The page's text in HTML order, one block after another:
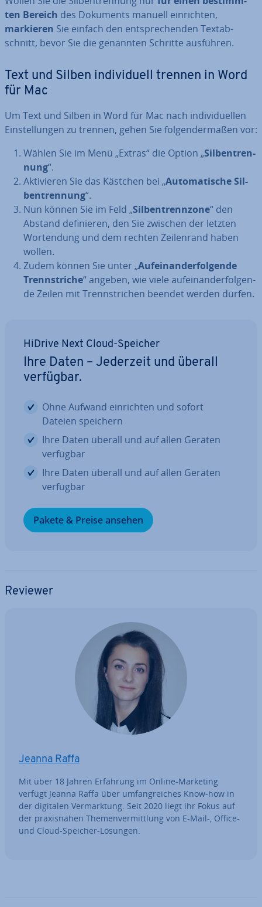
ten Bereich des Dokuments manuell ein­rich­ten,
markieren Sie einfach den ent­spre­chen­den Text­ab­
schnitt, bevor Sie die genannten Schritte ausführen.
Text und Silben in­di­vi­du­ell trennen in Word
für Mac
Um Text und Silben in Word für Mac nach in­di­vi­du­el­len
Ein­stel­lun­gen zu trennen, gehen Sie fol­gen­der­ma­ßen vor:
Wählen Sie im Menü „Extras“ die Option „Sil­ben­tren­
nung“.
Ak­ti­vie­ren Sie das Kästchen bei „Au­to­ma­ti­sche Sil­
ben­tren­nung“.
Nun können Sie im Feld „Sil­ben­trenn­zo­ne“ den
Abstand de­fi­nie­ren, den Sie zwischen der letzten
Wort­endung und dem rechten Zei­len­rand haben
wollen.
Zudem können Sie unter „Auf­ein­an­der­fol­gen­de
Trenn­stri­che“ angeben, wie viele auf­ein­an­der­fol­gen­
de Zeilen mit Trenn­stri­chen beendet werden dürfen.
HiDrive Next Cloud-Speicher
Ihre Daten – Jederzeit und überall
verfügbar.
Ohne Aufwand ein­rich­ten und sofort
Dateien speichern
Ihre Daten überall und auf allen Geräten
verfügbar
Ihre Daten überall und auf allen Geräten
verfügbar
Pakete & Preise ansehen
Reviewer
Jeanna Raffa
Mit über 18 Jahren Erfahrung im Online-Marketing
verfügt Jeanna Raffa über um­fang­rei­ches Know-how in
der digitalen Ver­mark­tung. Seit 2020 liegt ihr Fokus auf
der pra­xis­na­hen The­men­ver­mitt­lung von E-Mail-, Office-
und Cloud-Speicher-Lösungen.